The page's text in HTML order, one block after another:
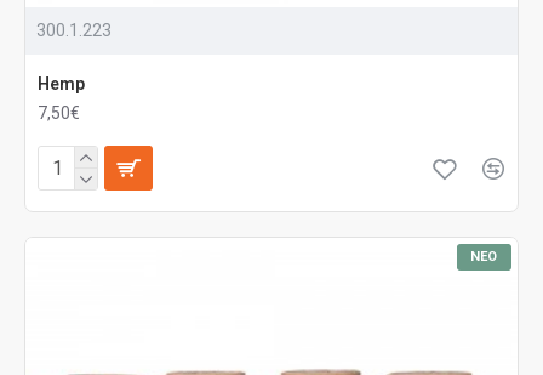
300.1.223
Hemp
7,50€
ΝΈΟ